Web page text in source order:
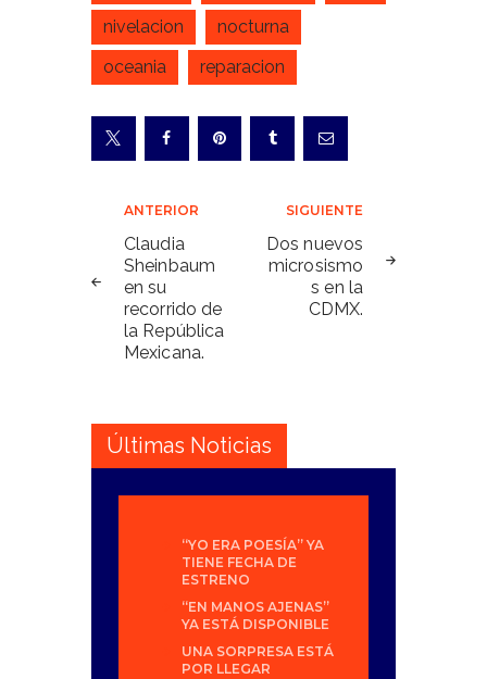
nivelacion
nocturna
oceania
reparacion
Navegación
de
entradas
ANTERIOR
Claudia
Sheinbaum
en su
recorrido de
la República
Mexicana.
SIGUIENTE
Dos nuevos
microsismo
s en la
CDMX.
Últimas Noticias
“YO ERA POESÍA” YA
TIENE FECHA DE
ESTRENO
“EN MANOS AJENAS”
YA ESTÁ DISPONIBLE
UNA SORPRESA ESTÁ
POR LLEGAR